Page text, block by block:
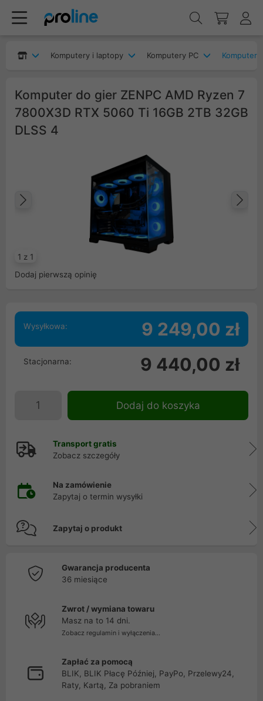
Komputery i laptopy Komputery PC
Komputer do gier ZENPC AMD Ryzen 7
7800X3D RTX 5060 Ti 16GB 2TB 32GB
DLSS 4
1 z 1
Poprzedni
Dodaj pierwszą opinię
Wysyłkowa: 9 249,00 zł
Stacjonarna: 9 440,00 zł
Dodaj do koszyka
Transport gratis
Zobacz szczegóły
Na zamówienie
Zapytaj o termin wysyłki
Zapytaj o produkt
Gwarancja producenta
36 miesiące
Zwrot / wymiana towaru
Masz na to 14 dni.
Zobacz regulamin i wyłączenia...
Zapłać za pomocą
BLIK, BLIK Płacę Później, PayPo, Przelewy24,
Raty, Kartą, Za pobraniem